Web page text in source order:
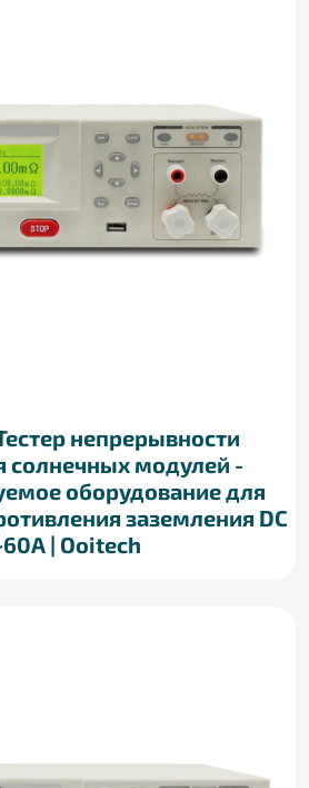
непрерывности
солнечных модулей -
оборудование для
заземления DC
| Ooitech